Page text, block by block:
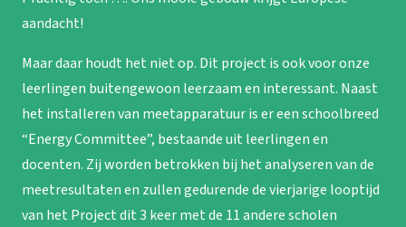
aandacht!
Maar daar houdt het niet op. Dit project is ook voor onze
leerlingen buitengewoon leerzaam en interessant. Naast
het installeren van meetapparatuur is er een schoolbreed
“Energy Committee”, bestaande uit leerlingen en
docenten. Zij worden betrokken bij het analyseren van de
meetresultaten en zullen gedurende de vierjarige looptijd
van het Project dit 3 keer met de 11 andere scholen